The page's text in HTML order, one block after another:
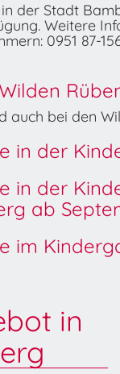
der Stadt
Weitere
0951 87-
auch bei den
in der
in der
ab
im
in